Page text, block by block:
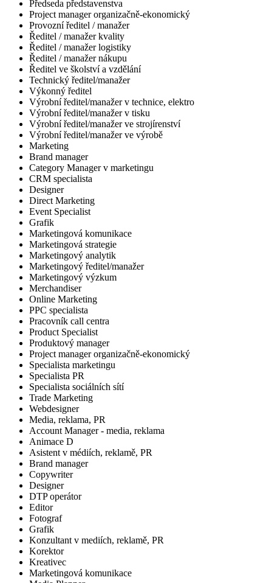
Předseda představenstva
Project manager organizačně-ekonomický
Provozní ředitel / manažer
Ředitel / manažer kvality
Ředitel / manažer logistiky
Ředitel / manažer nákupu
Ředitel ve školství a vzdělání
Technický ředitel/manažer
Výkonný ředitel
Výrobní ředitel/manažer v technice, elektro
Výrobní ředitel/manažer v tisku
Výrobní ředitel/manažer ve strojírenství
Výrobní ředitel/manažer ve výrobě
Marketing
Brand manager
Category Manager v marketingu
CRM specialista
Designer
Direct Marketing
Event Specialist
Grafik
Marketingová komunikace
Marketingová strategie
Marketingový analytik
Marketingový ředitel/manažer
Marketingový výzkum
Merchandiser
Online Marketing
PPC specialista
Pracovník call centra
Product Specialist
Produktový manager
Project manager organizačně-ekonomický
Specialista marketingu
Specialista PR
Specialista sociálních sítí
Trade Marketing
Webdesigner
Media, reklama, PR
Account Manager - media, reklama
Animace D
Asistent v médiích, reklamě, PR
Brand manager
Copywriter
Designer
DTP operátor
Editor
Fotograf
Grafik
Konzultant v mediích, reklamě, PR
Korektor
Kreativec
Marketingová komunikace